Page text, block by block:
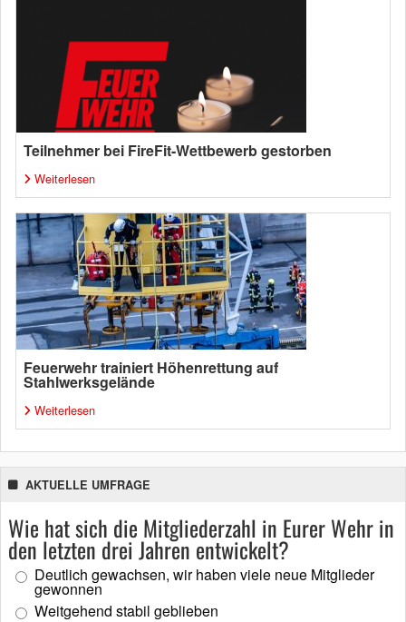
Teilnehmer bei FireFit-Wettbewerb gestorben
Weiterlesen
Feuerwehr trainiert Höhenrettung auf
Stahlwerksgelände
Weiterlesen
AKTUELLE UMFRAGE
Wie hat sich die Mitgliederzahl in Eurer Wehr in
den letzten drei Jahren entwickelt?
Deutlich gewachsen, wir haben viele neue Mitglieder
gewonnen
Weitgehend stabil geblieben